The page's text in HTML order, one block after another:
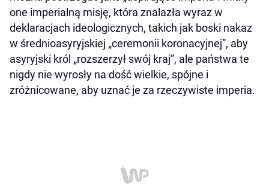
one imperialną misję, która znalazła wyraz w
deklaracjach ideologicznych, takich jak boski nakaz
w średnioasyryjskiej „ceremonii koronacyjnej”, aby
asyryjski król „rozszerzył swój kraj”, ale państwa te
nigdy nie wyrosły na dość wielkie, spójne i
zróżnicowane, aby uznać je za rzeczywiste imperia.